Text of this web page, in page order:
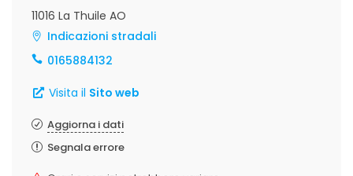
11016 La Thuile AO
Indicazioni stradali
0165884132
Visita il Sito web
Aggiorna i dati
Segnala errore